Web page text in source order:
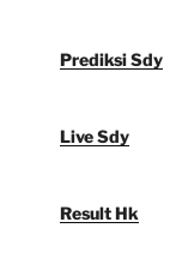
Prediksi Sdy
Live Sdy
Result Hk